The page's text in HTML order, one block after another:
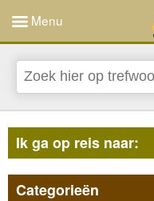
Menu
Ik ga op reis naar:
Categorieën